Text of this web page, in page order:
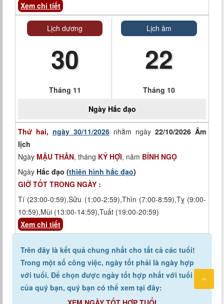
Xem chi tiết
Lịch dương
30
Tháng 11
Lịch âm
22
Tháng 10
Ngày Hắc đạo
Thứ hai, ngày 30/11/2026 nhằm ngày 22/10/2026 Âm
lịch
Ngày MẬU THÂN, tháng KỶ HỢI, năm BÍNH NGỌ
Ngày Hắc đạo (thiên hình hắc đạo)
GIỜ TỐT TRONG NGÀY :
Tí (23:00-0:59),Sửu (1:00-2:59),Thìn (7:00-8:59),Tỵ (9:00-
10:59),Mùi (13:00-14:59),Tuất (19:00-20:59)
Xem chi tiết
Trên đây là kết quả chung nhất cho tất cả các tuổi!
Trong một số công việc, ngày tốt phải là ngày hợp
với tuổi. Để chọn được ngày tốt hợp nhất với tuổi
của quý bạn, quý bạn có thể xem tại đây: